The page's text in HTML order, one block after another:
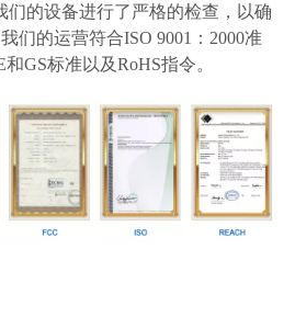
们的设备进行了严格的检查，以确
们的运营符合ISO 9001：2000准
GS标准以及RoHS指令。